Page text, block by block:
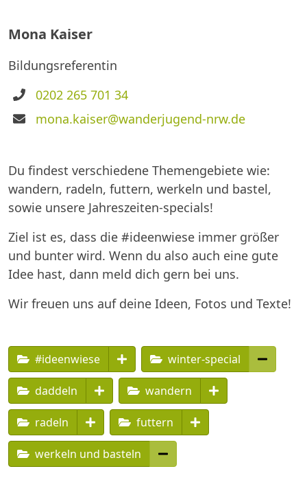
Mona Kaiser
Bildungsreferentin
Telefon
0202 265 701 34
E-
mona.kaiser@wanderjugend-nrw.de
Du findest verschiedene Themengebiete wie:
wandern, radeln, futtern, werkeln und bastel,
sowie unsere Jahreszeiten-specials!
Ziel ist es, dass die #ideenwiese immer größer
und bunter wird. Wenn du also auch eine gute
Idee hast, dann meld dich gern bei uns.
Wir freuen uns auf deine Ideen, Fotos und Texte!
#ideenwiese winter-special
daddeln wandern
radeln futtern
werkeln und basteln